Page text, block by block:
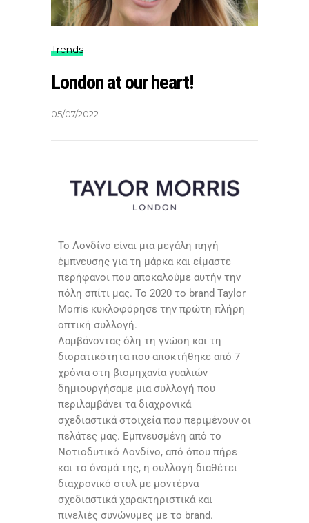
Trends
London at our heart!
05/07/2022
Το Λονδίνο είναι μια μεγάλη πηγή
έμπνευσης για τη μάρκα και είμαστε
περήφανοι που αποκαλούμε αυτήν την
πόλη σπίτι μας. Το 2020 το brand Taylor
Morris κυκλοφόρησε την πρώτη πλήρη
οπτική συλλογή.
Λαμβάνοντας όλη τη γνώση και τη
διορατικότητα που αποκτήθηκε από 7
χρόνια στη βιομηχανία γυαλιών
δημιουργήσαμε μια συλλογή που
περιλαμβάνει τα διαχρονικά
σχεδιαστικά στοιχεία που περιμένουν οι
πελάτες μας. Εμπνευσμένη από το
Νοτιοδυτικό Λονδίνο, από όπου πήρε
και το όνομά της, η συλλογή διαθέτει
διαχρονικό στυλ με μοντέρνα
σχεδιαστικά χαρακτηριστικά και
πινελιές συνώνυμες με τo brand.